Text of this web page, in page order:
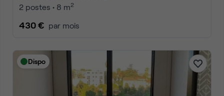
2 postes • 8 m2
430 € par mois
Dispo